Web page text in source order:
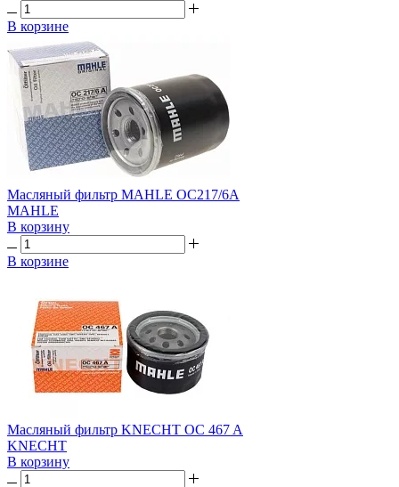
В корзине
Масляный фильтр MAHLE OC217/6A
MAHLE
В корзину
В корзине
Масляный фильтр KNECHT OC 467 A
KNECHT
В корзину